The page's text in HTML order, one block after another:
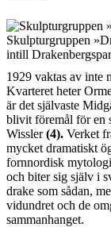
Skulpturgruppen
intill
1929 vaktas av inte
Kvarteret heter
är det självaste
blivit föremål för en
Wissler(4). Verket
mycket dramatiskt
fornnordisk
och biter sig själv i
drake som sådan,
vidundret och de
sammanhanget.